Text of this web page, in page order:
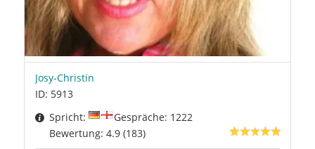
Josy-Christin
ID: 5913
Spricht:
Gespräche: 1222
Bewertung: 4.9 (183)